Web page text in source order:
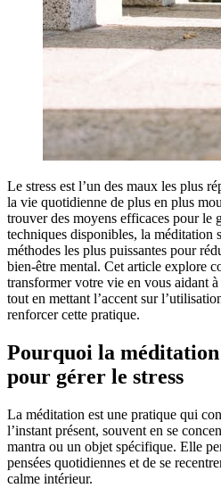
Le stress est l’un des maux les plus
la vie quotidienne de plus en plus
trouver des moyens efficaces pour le
techniques disponibles, la méditation
méthodes les plus puissantes pour
bien-être mental. Cet article explore
transformer votre vie en vous aidant
tout en mettant l’accent sur
renforcer cette pratique.
Pourquoi la méditation
pour gérer le stress
La méditation est une pratique qui
l’instant présent, souvent en se
mantra ou un objet spécifique. Elle
pensées quotidiennes et de se
calme intérieur.